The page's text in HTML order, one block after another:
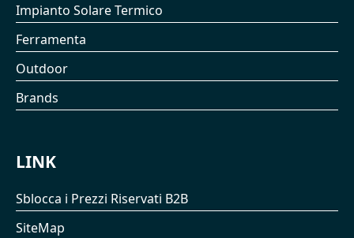
Impianto Solare Termico
Ferramenta
Outdoor
Brands
LINK
Sblocca i Prezzi Riservati B2B
SiteMap